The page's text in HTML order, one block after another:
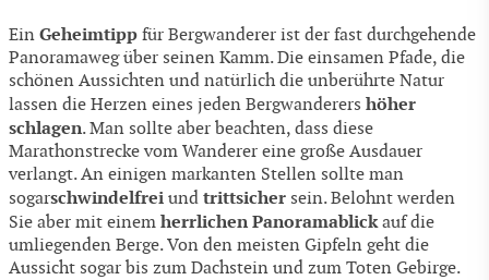
Ein Geheimtipp für Bergwanderer ist der fast durchgehende
Panoramaweg über seinen Kamm. Die einsamen Pfade, die
schönen Aussichten und natürlich die unberührte Natur
lassen die Herzen eines jeden Bergwanderers höher
schlagen. Man sollte aber beachten, dass diese
Marathonstrecke vom Wanderer eine große Ausdauer
verlangt. An einigen markanten Stellen sollte man
sogarschwindelfrei und trittsicher sein. Belohnt werden
Sie aber mit einem herrlichen Panoramablickauf die
umliegenden Berge. Von den meisten Gipfeln geht die
Aussicht sogar bis zum Dachstein und zum Toten Gebirge.